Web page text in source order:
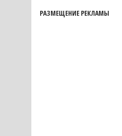
РАЗМЕЩЕНИЕ РЕКЛАМЫ